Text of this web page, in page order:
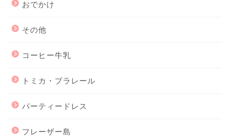
おでかけ
その他
コーヒー牛乳
トミカ・プラレール
パーティードレス
フレーザー島